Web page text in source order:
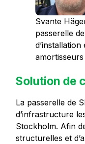
Svante
passerelle
Solution de
La passerelle de
d’infrastructure
Stockholm. Afin
structurelles et